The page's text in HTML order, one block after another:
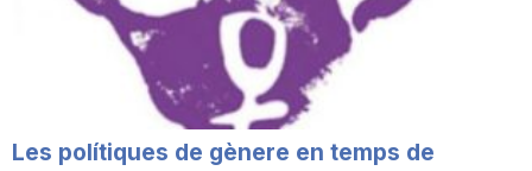
Les polítiques de gènere en temps de